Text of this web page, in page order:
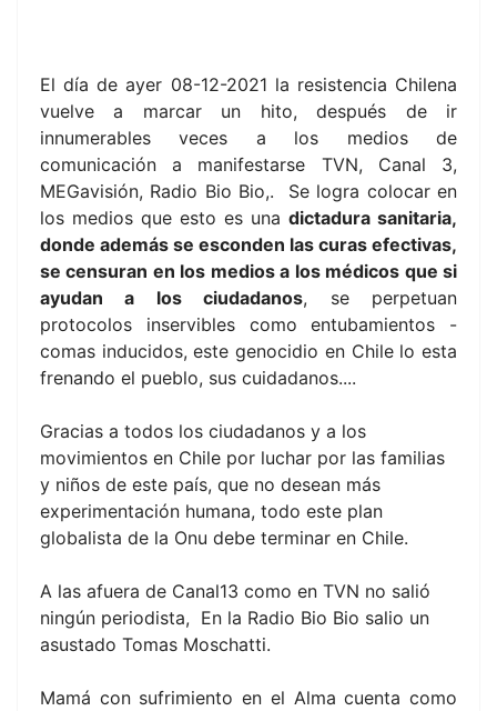
El día de ayer 08-12-2021 la resistencia Chilena
vuelve a marcar un hito, después de ir
innumerables veces a los medios de
comunicación a manifestarse TVN, Canal 3,
MEGavisión, Radio Bio Bio,. Se logra colocar en
los medios que esto es una dictadura sanitaria,
donde además se esconden las curas efectivas,
se censuran en los medios a los médicos que si
ayudan a los ciudadanos, se perpetuan
protocolos inservibles como entubamientos -
comas inducidos, este genocidio en Chile lo esta
frenando el pueblo, sus cuidadanos....
Gracias a todos los ciudadanos y a los
movimientos en Chile por luchar por las familias
y niños de este país, que no desean más
experimentación humana, todo este plan
globalista de la Onu debe terminar en Chile.
A las afuera de Canal13 como en TVN no salió
ningún periodista, En la Radio Bio Bio salio un
asustado Tomas Moschatti.
Mamá con sufrimiento en el Alma cuenta como